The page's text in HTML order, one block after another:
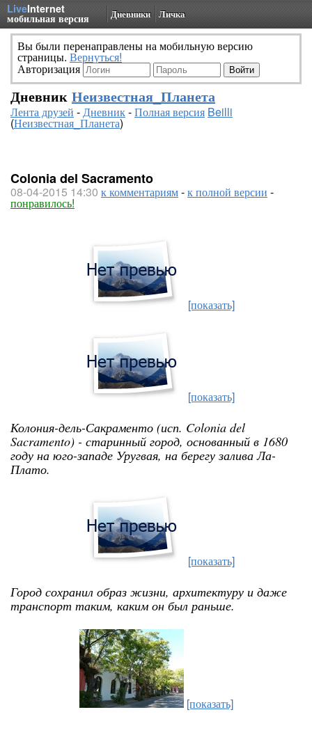
LiveInternet
мобильная версия Дневники Личка
Вы были перенаправлены на мобильную версию
страницы. Вернуться!
Авторизация
Дневник Неизвестная_Планета
Лента друзей -Дневник-Полная версия Beilli
(Неизвестная_Планета)
Colonia del Sacramento
08-04-2015 14:30 к комментариям-к полной версии -
понравилось!
[показать]
[показать]
Колония-дель-Сакраменто (исп. Colonia del
Sacramento) - старинный город, основанный в 1680
году на юго-западе Уругвая, на берегу залива Ла-
Плато.
[показать]
Город сохранил образ жизни, архитектуру и даже
транспорт таким, каким он был раньше.
[показать]